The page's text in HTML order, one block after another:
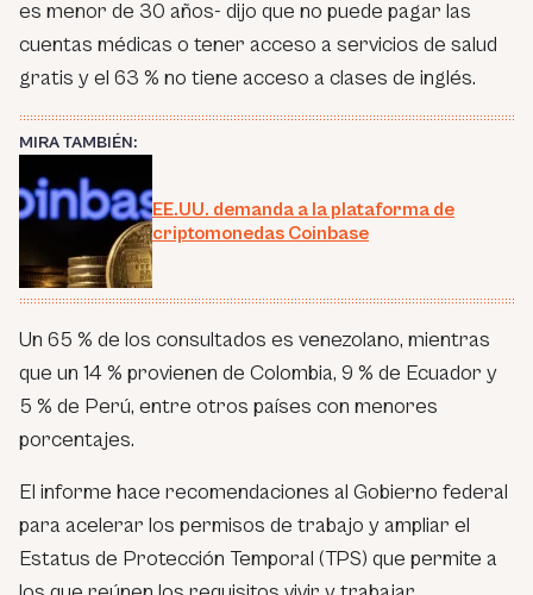
es menor de 30 años- dijo que no puede pagar las
cuentas médicas o tener acceso a servicios de salud
gratis y el 63 % no tiene acceso a clases de inglés.
MIRA TAMBIÉN:
EE.UU. demanda a la plataforma de
criptomonedas Coinbase
Un 65 % de los consultados es venezolano, mientras
que un 14 % provienen de Colombia, 9 % de Ecuador y
5 % de Perú, entre otros países con menores
porcentajes.
El informe hace recomendaciones al Gobierno federal
para acelerar los permisos de trabajo y ampliar el
Estatus de Protección Temporal (TPS) que permite a